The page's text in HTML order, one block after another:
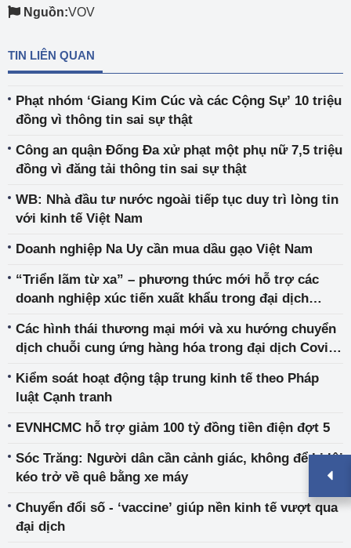
Nguồn:VOV
TIN LIÊN QUAN
Phạt nhóm ‘Giang Kim Cúc và các Cộng Sự’ 10 triệu
đồng vì thông tin sai sự thật
Công an quận Đống Đa xử phạt một phụ nữ 7,5 triệu
đồng vì đăng tải thông tin sai sự thật
WB: Nhà đầu tư nước ngoài tiếp tục duy trì lòng tin
với kinh tế Việt Nam
Doanh nghiệp Na Uy cần mua dầu gạo Việt Nam
“Triển lãm từ xa” – phương thức mới hỗ trợ các
doanh nghiệp xúc tiến xuất khẩu trong đại dịch
Các hình thái thương mại mới và xu hướng chuyển
dịch chuỗi cung ứng hàng hóa trong đại dịch Covid-
Kiểm soát hoạt động tập trung kinh tế theo Pháp
luật Cạnh tranh
EVNHCMC hỗ trợ giảm 100 tỷ đồng tiền điện đợt 5
Sóc Trăng: Người dân cần cảnh giác, không để bị lôi
kéo trở về quê bằng xe máy
Chuyển đổi số - ‘vaccine’ giúp nền kinh tế vượt qua
đại dịch